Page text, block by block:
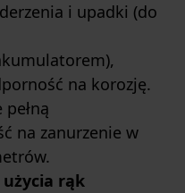
i upadki (do
na korozję.
na zanurzenie w
rąk